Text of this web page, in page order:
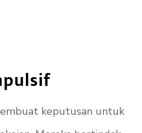
keputusan untuk